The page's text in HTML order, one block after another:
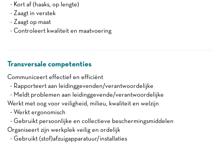
- Kort af (haaks, op lengte)
- Zaagt in verstek
- Zaagt op maat
- Controleert kwaliteit en maatvoering
Transversale competenties
Communiceert effectief en efficiënt
- Rapporteert aan leidinggevenden/verantwoordelijke
- Meldt problemen aan leidinggevende/verantwoordelijke
Werkt met oog voor veiligheid, milieu, kwaliteit en welzijn
- Werkt ergonomisch
- Gebruikt persoonlijke en collectieve beschermingsmiddelen
Organiseert zijn werkplek veilig en ordelijk
- Gebruikt (stof)afzuigapparatuur/installaties